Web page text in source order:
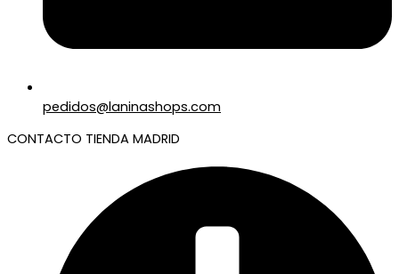
pedidos@laninashops.com
CONTACTO TIENDA MADRID